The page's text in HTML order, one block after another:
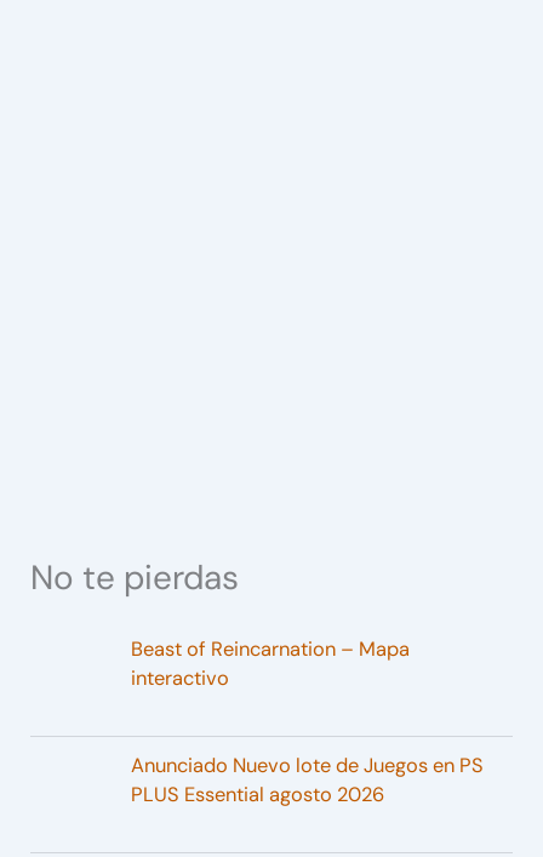
No te pierdas
Beast of Reincarnation – Mapa
interactivo
Anunciado Nuevo lote de Juegos en PS
PLUS Essential agosto 2026